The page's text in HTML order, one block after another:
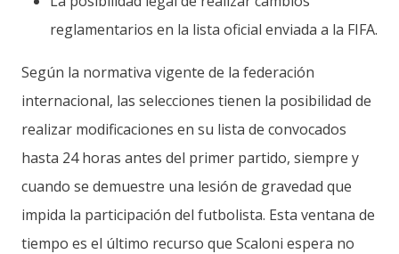
reglamentarios en la lista oficial enviada a la FIFA.
Según la normativa vigente de la federación
internacional, las selecciones tienen la posibilidad de
realizar modificaciones en su lista de convocados
hasta 24 horas antes del primer partido, siempre y
cuando se demuestre una lesión de gravedad que
impida la participación del futbolista. Esta ventana de
tiempo es el último recurso que Scaloni espera no